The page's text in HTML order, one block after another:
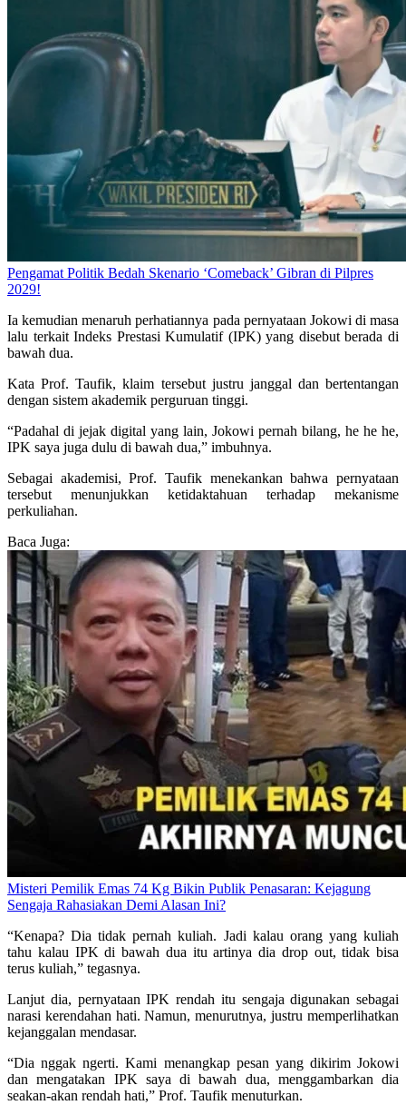
Pengamat Politik Bedah Skenario ‘Comeback’ Gibran di Pilpres
2029!
Ia kemudian menaruh perhatiannya pada pernyataan Jokowi di masa
lalu terkait Indeks Prestasi Kumulatif (IPK) yang disebut berada di
bawah dua.
Kata Prof. Taufik, klaim tersebut justru janggal dan bertentangan
dengan sistem akademik perguruan tinggi.
“Padahal di jejak digital yang lain, Jokowi pernah bilang, he he he,
IPK saya juga dulu di bawah dua,” imbuhnya.
Sebagai akademisi, Prof. Taufik menekankan bahwa pernyataan
tersebut menunjukkan ketidaktahuan terhadap mekanisme
perkuliahan.
Baca Juga:
Misteri Pemilik Emas 74 Kg Bikin Publik Penasaran: Kejagung
Sengaja Rahasiakan Demi Alasan Ini?
“Kenapa? Dia tidak pernah kuliah. Jadi kalau orang yang kuliah
tahu kalau IPK di bawah dua itu artinya dia drop out, tidak bisa
terus kuliah,” tegasnya.
Lanjut dia, pernyataan IPK rendah itu sengaja digunakan sebagai
narasi kerendahan hati. Namun, menurutnya, justru memperlihatkan
kejanggalan mendasar.
“Dia nggak ngerti. Kami menangkap pesan yang dikirim Jokowi
dan mengatakan IPK saya di bawah dua, menggambarkan dia
seakan-akan rendah hati,” Prof. Taufik menuturkan.